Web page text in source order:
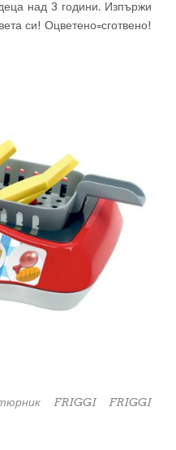
над 3 години. Изпържи
си! Оцветено=сготвено!
FRIGGI FRIGGI